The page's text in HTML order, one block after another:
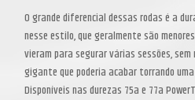
O grande diferencial dessas rodas é a
nesse estilo, que geralmente são
vieram para segurar várias sessões, sem
gigante que poderia acabar torrando
Disponíveis nas durezas 75a e 77a